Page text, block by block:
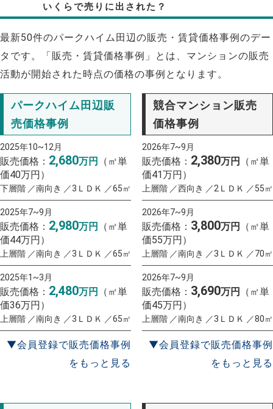
いくらで売りに出された？
最新50件のパークハイム田辺の販売・賃貸価格事例のデー
タです。「販売・賃貸価格事例」とは、マンションの販売
活動が開始された時点の価格の事例となります。
パークハイム田辺販
売価格事例
2025年10~12月
販売価格： 2,680万円
（㎡単
価40万円）
下層階 ／南向き ／3ＬＤＫ ／65㎡
2025年7~9月
販売価格： 2,980万円
（㎡単
価44万円）
上層階 ／南向き ／3ＬＤＫ ／65㎡
2025年1~3月
販売価格： 2,480万円
（㎡単
価36万円）
上層階 ／南向き ／3ＬＤＫ ／65㎡
▼会員登録で販売価格事例
をもっと見る
競合マンション販売
価格事例
2026年7~9月
販売価格： 2,380万円
（㎡単
価41万円）
上層階 ／西向き ／2ＬＤＫ ／55㎡
2026年7~9月
販売価格： 3,800万円
（㎡単
価55万円）
上層階 ／南向き ／3ＬＤＫ ／70㎡
2026年7~9月
販売価格： 3,690万円
（㎡単
価45万円）
上層階 ／南向き ／3ＬＤＫ ／80㎡
▼会員登録で販売価格事例
をもっと見る